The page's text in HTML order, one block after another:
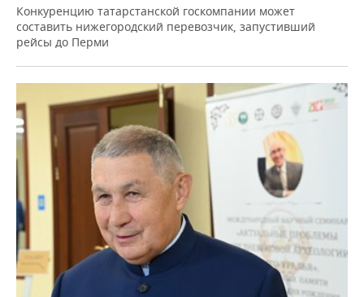
Конкуренцию татарстанской госкомпании может
составить нижегородский перевозчик, запустивший
рейсы до Перми